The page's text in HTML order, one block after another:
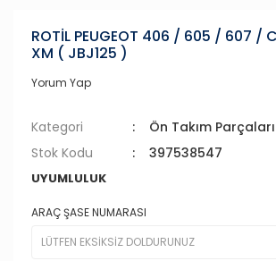
ROTİL PEUGEOT 406 / 605 / 607 /
XM ( JBJ125 )
Yorum Yap
Kategori
Ön Takım Parçaları
Stok Kodu
397538547
UYUMLULUK
ARAÇ ŞASE NUMARASI